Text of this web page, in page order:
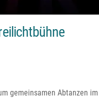
gemeinsamen Abtanzen